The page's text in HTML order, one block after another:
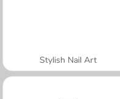
Stylish Nail Art